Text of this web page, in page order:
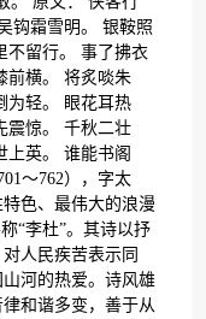
钩霜雪明。 银鞍照
不留行。 事了拂衣
前横。 将炙啖朱
为轻。 眼花耳热
震惊。 千秋二壮
上英。 谁能书阁
～762），字太
色、最伟大的浪漫
“李杜”。其诗以抒
人民疾苦表示同
河的热爱。诗风雄
和谐多变，善于从